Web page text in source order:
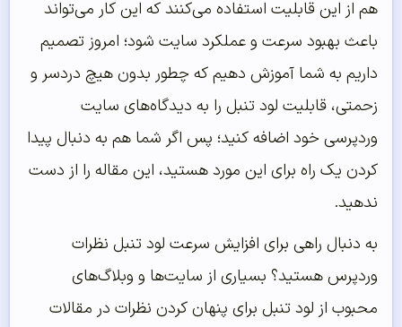
هم از این قابلیت استفاده می‌کنند که این کار می‌تواند
باعث بهبود سرعت و عملکرد سایت شود؛ امروز تصمیم
داریم به شما آموزش دهیم که چطور بدون هیچ دردسر و
زحمتی، قابلیت لود تنبل را به دیدگاه‌های سایت
وردپرسی خود اضافه کنید؛ پس اگر شما هم به دنبال پیدا
کردن یک راه برای این مورد هستید، این مقاله را از دست
ندهید.
به دنبال راهی برای افزایش سرعت لود تنبل نظرات
وردپرس هستید؟ بسیاری از سایت‌ها و وبلاگ‌های
محبوب از لود تنبل برای پنهان کردن نظرات در مقالات